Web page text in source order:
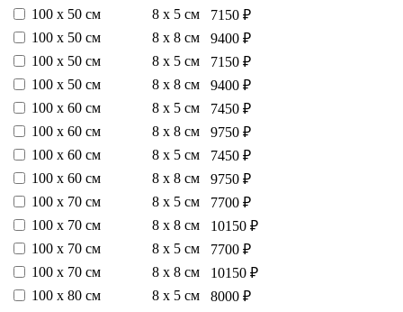
100 х 50 см
8 х 5 см
7150 ₽
100 х 50 см
8 х 8 см
9400 ₽
100 х 50 см
8 х 5 см
7150 ₽
100 х 50 см
8 х 8 см
9400 ₽
100 х 60 см
8 х 5 см
7450 ₽
100 х 60 см
8 х 8 см
9750 ₽
100 х 60 см
8 х 5 см
7450 ₽
100 х 60 см
8 х 8 см
9750 ₽
100 х 70 см
8 х 5 см
7700 ₽
100 х 70 см
8 х 8 см
10150 ₽
100 х 70 см
8 х 5 см
7700 ₽
100 х 70 см
8 х 8 см
10150 ₽
100 х 80 см
8 х 5 см
8000 ₽